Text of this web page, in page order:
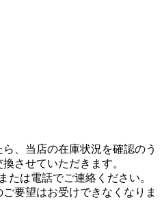
、当店の在庫状況を確認のう
させていただきます。
たは電話でご連絡ください。
要望はお受けできなくなりま